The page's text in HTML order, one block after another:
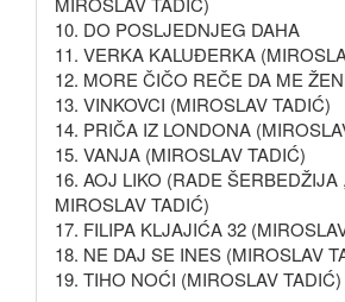
10. DO POSLJEDNJEG DAHA
11. VERKA KALUĐERKA
12. MORE ČIČO REČE DA ME
13. VINKOVCI (MIROSLAV TADIĆ)
14. PRIČA IZ LONDONA
15. VANJA (MIROSLAV TADIĆ)
16. AOJ LIKO (RADE ŠERBEDŽIJA
MIROSLAV TADIĆ)
17. FILIPA KLJAJIĆA 32
18. NE DAJ SE INES (MIROSLAV
19. TIHO NOĆI (MIROSLAV TADIĆ)